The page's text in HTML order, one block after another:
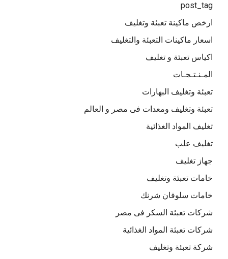
post_tag
ارخص ماكينة تعبئة وتغليف
اسعار ماكينات التعبئة والتغليف
اكياس تعبئة و تغليف
المـنـتـجـات
تعبئة وتغليف البهارات
تعبئة وتغليف ومعدات فى مصر و العالم
تغليف المواد الغذائية
تغليف علب
جهاز تغليف
خامات تعبئة وتغليف
خامات سلوفان شرنك
شركات تعبئة السكر فى مصر
شركات تعبئة المواد الغذائية
شركة تعبئة وتغليف